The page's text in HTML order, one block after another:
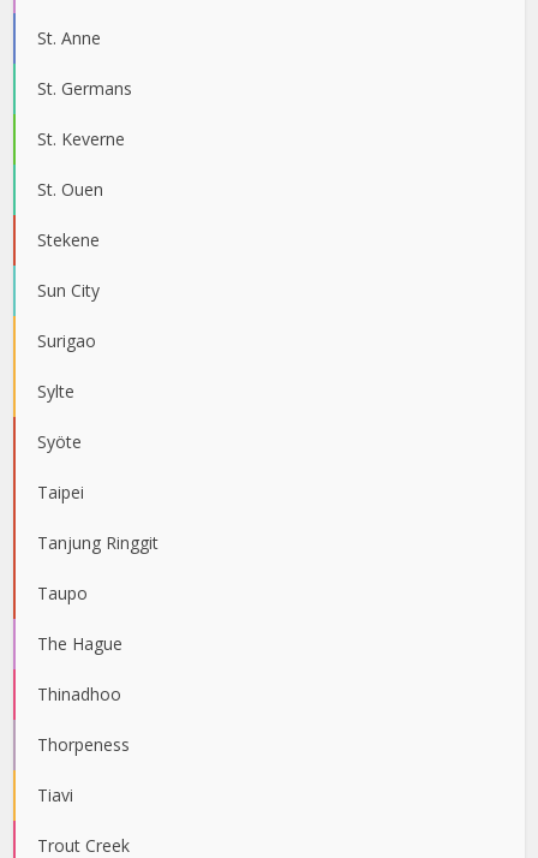
St. Anne
St. Germans
St. Keverne
St. Ouen
Stekene
Sun City
Surigao
Sylte
Syöte
Taipei
Tanjung Ringgit
Taupo
The Hague
Thinadhoo
Thorpeness
Tiavi
Trout Creek